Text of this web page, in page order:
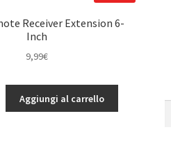
Receiver Extension 6-
Inch
9,99€
Aggiungi al carrello